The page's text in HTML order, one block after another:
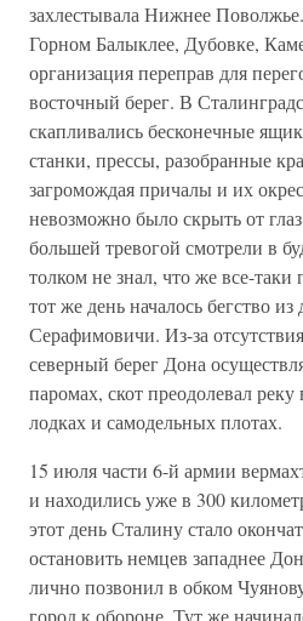
захлестывала Нижнее
Горном Балыклее, Дубовке,
организация переправ для
восточный берег. В
скапливались бесконечные
станки, прессы, разобранные
загромождая причалы и их
невозможно было скрыть от
большей тревогой смотрели в
толком не знал, что же все-
тот же день началось бегство
Серафимовичи. Из-за
северный берег Дона
паромах, скот преодолевал
лодках и самодельных плотах.
15 июля части 6-й армии
и находились уже в 300
этот день Сталину стало
остановить немцев западнее
лично позвонил в обком
город к обороне. Тут же